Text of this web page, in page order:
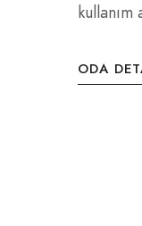
kullanım
ODA